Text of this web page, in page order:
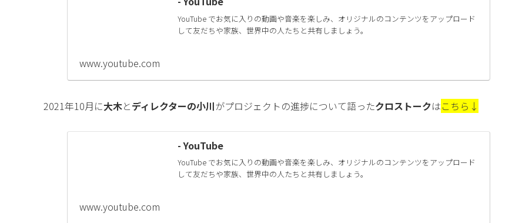
YouTube でお気に入りの動画や音楽を楽しみ、オリジナルのコンテンツをアップロード
して友だちや家族、世界中の人たちと共有しましょう。
www.youtube.com
2021年10月に大木とディレクターの小川がプロジェクトの進捗について語ったクロストークはこちら↓
- YouTube
YouTube でお気に入りの動画や音楽を楽しみ、オリジナルのコンテンツをアップロード
して友だちや家族、世界中の人たちと共有しましょう。
www.youtube.com